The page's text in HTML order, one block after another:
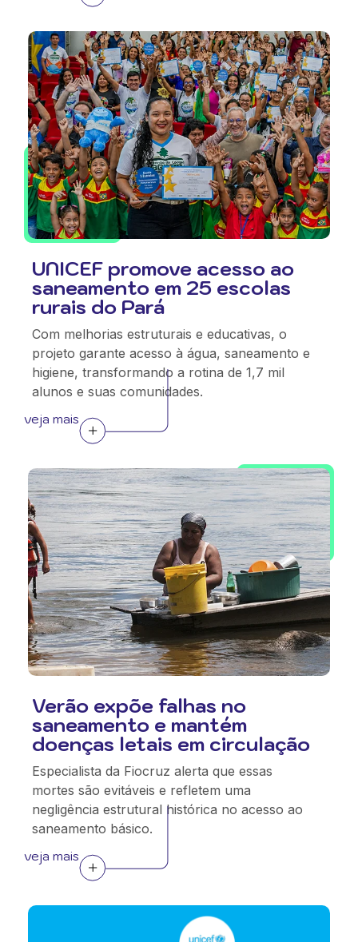
UNICEF promove acesso ao
saneamento em 25 escolas
rurais do Pará
Com melhorias estruturais e educativas, o
projeto garante acesso à água, saneamento e
higiene, transformando a rotina de 1,7 mil
alunos e suas comunidades.
veja mais
Verão expõe falhas no
saneamento e mantém
doenças letais em circulação
Especialista da Fiocruz alerta que essas
mortes são evitáveis e refletem uma
negligência estrutural histórica no acesso ao
saneamento básico.
veja mais